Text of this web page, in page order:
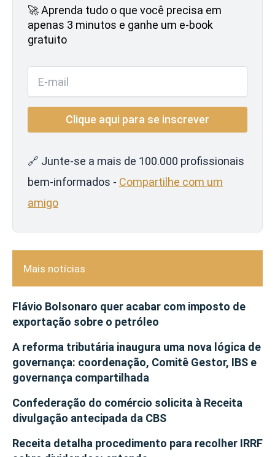
🚀 Aprenda tudo o que você precisa em
apenas 3 minutos e ganhe um e-book
gratuito
🔗 Junte-se a mais de 100.000 profissionais
bem-informados - Compartilhe com um
amigo
Mais notícias
Flávio Bolsonaro quer acabar com imposto de
exportação sobre o petróleo
A reforma tributária inaugura uma nova lógica de
governança: coordenação, Comitê Gestor, IBS e
governança compartilhada
Confederação do comércio solicita à Receita
divulgação antecipada da CBS
Receita detalha procedimento para recolher IRRF